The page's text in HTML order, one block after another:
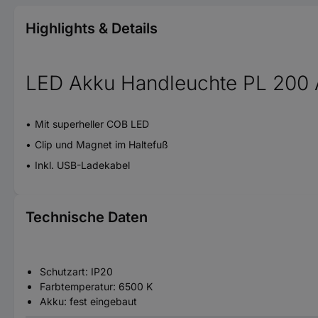
Highlights & Details
LED Akku Handleuchte PL 200
Mit superheller COB LED
Clip und Magnet im Haltefuß
Inkl. USB-Ladekabel
Technische Daten
Schutzart: IP20
Farbtemperatur: 6500 K
Akku: fest eingebaut